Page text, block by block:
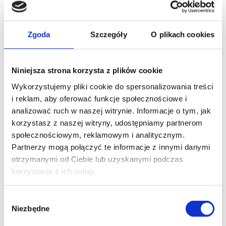
Zgoda Szczegóły O plikach cookies
Niniejsza strona korzysta z plików cookie
Wykorzystujemy pliki cookie do spersonalizowania treści
i reklam, aby oferować funkcje społecznościowe i
analizować ruch w naszej witrynie. Informacje o tym, jak
korzystasz z naszej witryny, udostępniamy partnerom
społecznościowym, reklamowym i analitycznym.
Partnerzy mogą połączyć te informacje z innymi danymi
otrzymanymi od Ciebie lub uzyskanymi podczas
korzystania z ich usług.
zgody
Niezbędne
Wyciskarki WMF
Roboty kuchenne, miksery
WMF Krajalnice, szatkownice WMF
Gofrownice WMF Maszynki do lodów WMF
Ekspresy do kawy WMF
Jajowary WMF
do kawy WMF Młynki do kawy WMF Płyty
gotowania WMF Cooler na wino WMF
WMF Spieniacze do mleka WMF Płyty snack
master WMFAkcesoria WMF Zestawy noży
Zobacz wszystkie
Promocje
Nowości